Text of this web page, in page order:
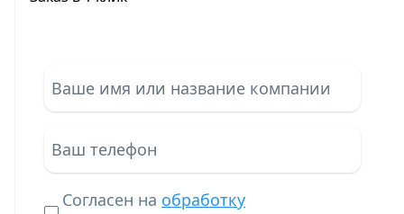
Согласен на обработку